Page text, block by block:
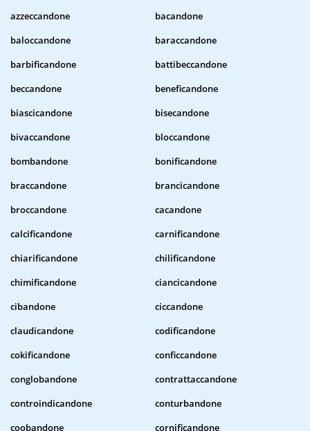
azzeccandone
bacandone
baloccandone
baraccandone
barbificandone
battibeccandone
beccandone
beneficandone
biascicandone
bisecandone
bivaccandone
bloccandone
bombandone
bonificandone
braccandone
brancicandone
broccandone
cacandone
calcificandone
carnificandone
chiarificandone
chilificandone
chimificandone
ciancicandone
cibandone
ciccandone
claudicandone
codificandone
cokificandone
conficcandone
conglobandone
contrattaccandone
controindicandone
conturbandone
coobandone
cornificandone